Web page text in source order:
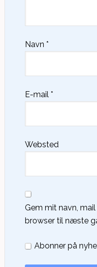
Navn *
E-mail *
Websted
Gem mit navn,
browser til næste
Abonner på